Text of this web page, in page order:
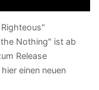
Nothing" ist ab
Release
einen neuen